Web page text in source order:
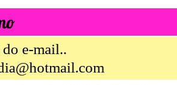
e-mail..